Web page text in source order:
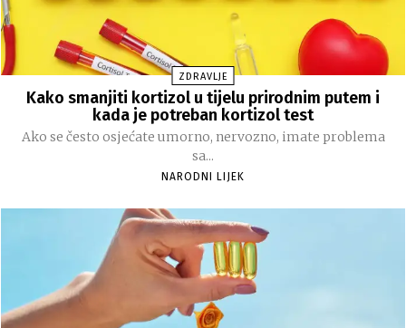
ZDRAVLJE
Kako smanjiti kortizol u tijelu prirodnim putem i
kada je potreban kortizol test
Ako se često osjećate umorno, nervozno, imate problema
sa...
NARODNI LIJEK